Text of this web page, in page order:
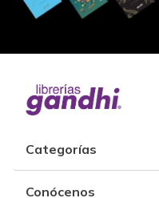
Categorías
Conócenos